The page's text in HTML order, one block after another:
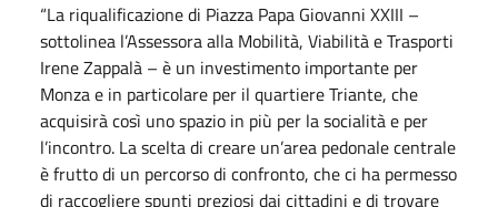
“La riqualificazione di Piazza Papa Giovanni XXIII –
sottolinea l’Assessora alla Mobilità, Viabilità e Trasporti
Irene Zappalà – è un investimento importante per
Monza e in particolare per il quartiere Triante, che
acquisirà così uno spazio in più per la socialità e per
l’incontro. La scelta di creare un’area pedonale centrale
è frutto di un percorso di confronto, che ci ha permesso
di raccogliere spunti preziosi dai cittadini e di trovare